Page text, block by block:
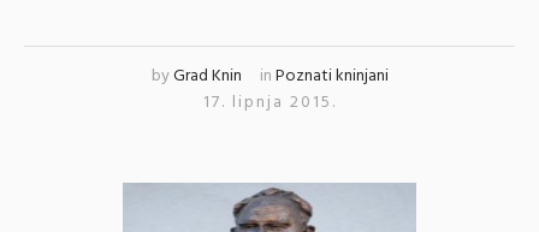
byGrad Knin inPoznati kninjani
17. lipnja 2015.